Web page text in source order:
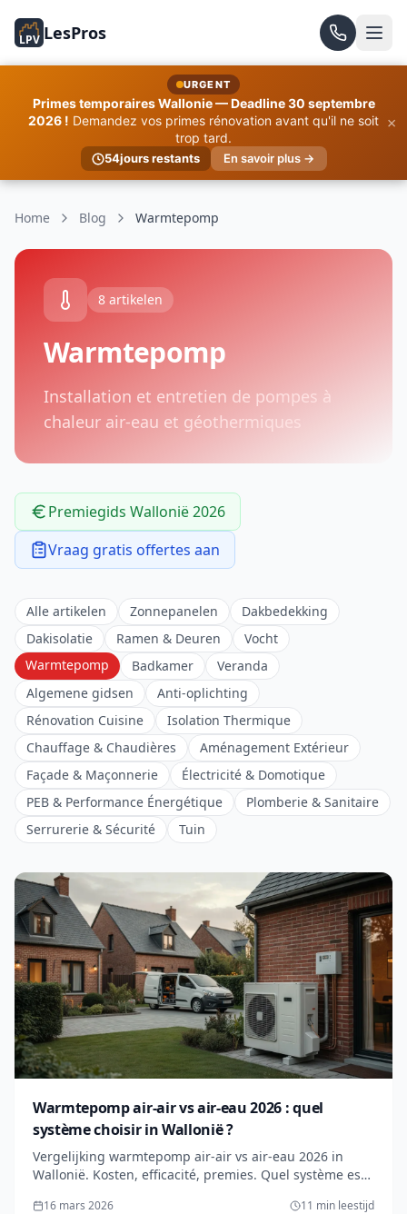
LPV LesPros
URGENT
Primes temporaires Wallonie — Deadline 30 septembre
2026 ! Demandez vos primes rénovation avant qu'il ne soit
trop tard.
54jours restants En savoir plus →
×
Home Blog Warmtepomp
8 artikelen
Warmtepomp
Installation et entretien de pompes à
chaleur air-eau et géothermiques
Premiegids Wallonië 2026
Vraag gratis offertes aan
Alle artikelen Zonnepanelen
Dakbedekking
Dakisolatie
Ramen & Deuren
Vocht
Warmtepomp
Badkamer
Veranda
Algemene gidsen
Anti-oplichting
Rénovation Cuisine
Isolation Thermique
Chauffage & Chaudières
Aménagement Extérieur
Façade & Maçonnerie
Électricité & Domotique
PEB & Performance Énergétique
Plomberie & Sanitaire
Serrurerie & Sécurité
Tuin
Warmtepomp air-air vs air-eau 2026 : quel
système choisir in Wallonië ?
Vergelijking warmtepomp air-air vs air-eau 2026 in
Wallonië. Kosten, efficacité, premies. Quel système est
16 mars 2026 11 min leestijd